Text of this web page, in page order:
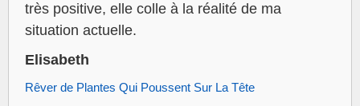
très positive, elle colle à la réalité de ma
situation actuelle.
Elisabeth
Rêver de Plantes Qui Poussent Sur La Tête